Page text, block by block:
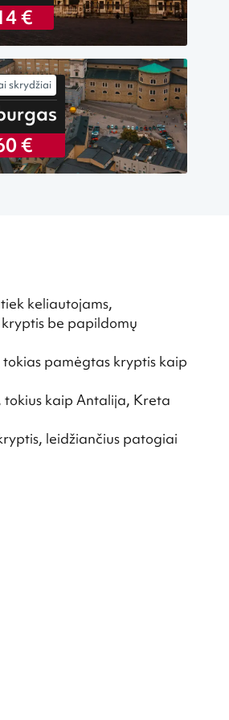
€
skrydžiai
€
keliautojams,
be papildomų
tokias pamėgtas kryptis kaip
tokius kaip Antalija, Kreta
leidžiančius patogiai